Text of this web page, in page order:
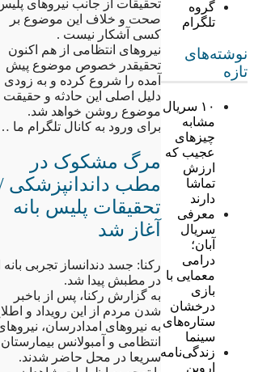
گروه
تلگرام
نوشته‌های
تازه
۱۰ سریال
مشابه
چیزهای
عجیب که
ارزش
تماشا
دارند
معرفی
سریال
آبان؛
درامی
معمایی با
بازی
درخشان
ستاره‌های
سینما
زندگی‌نامه
اروین
تحقیقات از جانب نیروهای
صحت و خلاف این موضوع بر
کسی آشکار نیست .
نیروهای انتظامی از هم اکنون
تحقیقدر خصوص موضوع پیش
آمده را شروع کرده و به زودی
دلیل اصلی این حادثه و حقیقت
موضوع روشن خواهد شد.
برای ورود به کانال تلگرام ما
مرگ مشکوک در
مطب داندانپزشکی
تحقیقات پلیس بانه
آغاز شد
رکنا: جسد دندانساز تجربی بانه
در مطبش پیدا شد.
به گزارش رکنا، پس از باخبر
شدن مردم از این رویداد و
به نیروهای امدادرسان،
انتظامی و آمبولانس بیمارستان
سریعا در محل حاضر شدند.